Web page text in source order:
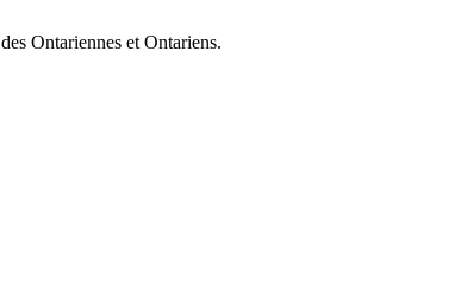
Ontariennes et Ontariens.